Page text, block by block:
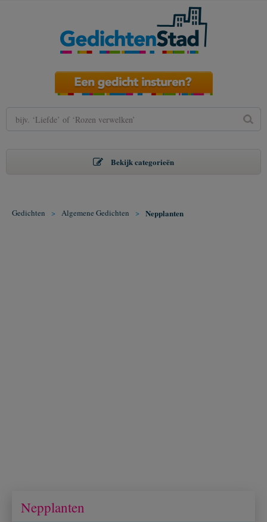
Bekijk categorieën
Gedichten > Algemene Gedichten > Nepplanten
Nepplanten